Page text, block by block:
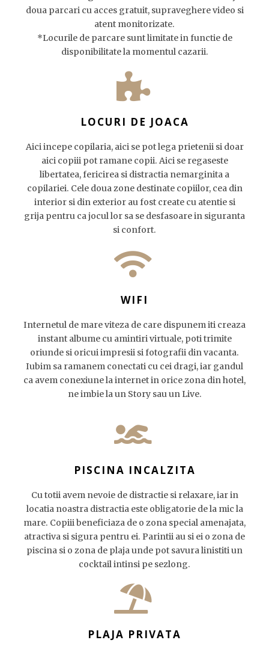
doua parcari cu acces gratuit, supraveghere video si
atent monitorizate.
*Locurile de parcare sunt limitate in functie de
disponibilitate la momentul cazarii.
LOCURI DE JOACA
Aici incepe copilaria, aici se pot lega prietenii si doar
aici copiii pot ramane copii. Aici se regaseste
libertatea, fericirea si distractia nemarginita a
copilariei. Cele doua zone destinate copiilor, cea din
interior si din exterior au fost create cu atentie si
grija pentru ca jocul lor sa se desfasoare in siguranta
si confort.
WIFI
Internetul de mare viteza de care dispunem iti creaza
instant albume cu amintiri virtuale, poti trimite
oriunde si oricui impresii si fotografii din vacanta.
Iubim sa ramanem conectati cu cei dragi, iar gandul
ca avem conexiune la internet in orice zona din hotel,
ne imbie la un Story sau un Live.
PISCINA INCALZITA
Cu totii avem nevoie de distractie si relaxare, iar in
locatia noastra distractia este obligatorie de la mic la
mare. Copiii beneficiaza de o zona special amenajata,
atractiva si sigura pentru ei. Parintii au si ei o zona de
piscina si o zona de plaja unde pot savura linistiti un
cocktail intinsi pe sezlong.
PLAJA PRIVATA